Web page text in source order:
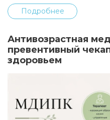
Подробнее
Антивозрастная
превентивный
здоровьем